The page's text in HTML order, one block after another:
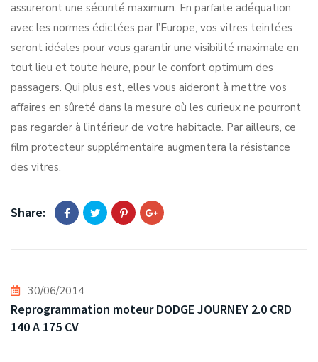
assureront une sécurité maximum. En parfaite adéquation
avec les normes édictées par l’Europe, vos vitres teintées
seront idéales pour vous garantir une visibilité maximale en
tout lieu et toute heure, pour le confort optimum des
passagers. Qui plus est, elles vous aideront à mettre vos
affaires en sûreté dans la mesure où les curieux ne pourront
pas regarder à l’intérieur de votre habitacle. Par ailleurs, ce
film protecteur supplémentaire augmentera la résistance
des vitres.
Share:
30/06/2014
Reprogrammation moteur DODGE JOURNEY 2.0 CRD
140 A 175 CV